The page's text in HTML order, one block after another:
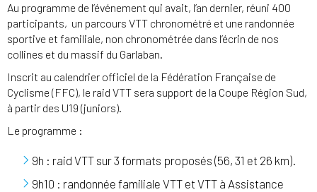
Au programme de l’événement qui avait, l’an dernier, réuni 400
participants, un parcours VTT chronométré et une randonnée
sportive et familiale, non chronométrée dans l’écrin de nos
collines et du massif du Garlaban.
Inscrit au calendrier officiel de la Fédération Française de
Cyclisme (FFC), le raid VTT sera support de la Coupe Région Sud,
à partir des U19 (juniors).
Le programme :
9h : raid VTT sur 3 formats proposés (56, 31 et 26 km).
9h10 : randonnée familiale VTT et VTT à Assistance